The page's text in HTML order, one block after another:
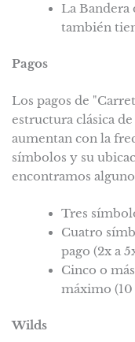
La
también
Pagos
Los pagos de
estructura clásica
aumentan con la
símbolos y su
encontramos
Tres
Cuatro
pago (2x a
Cinco o
máximo
Wilds